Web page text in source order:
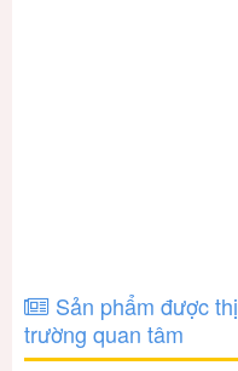
Sản phẩm được thị
trường quan tâm